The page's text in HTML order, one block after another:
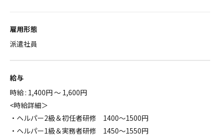
雇用形態
派遣社員
給与
時給 : 1,400円 ～ 1,600円
<時給詳細＞
・ヘルパー2級＆初任者研修 1400～1500円
・ヘルパー1級＆実務者研修 1450～1550円